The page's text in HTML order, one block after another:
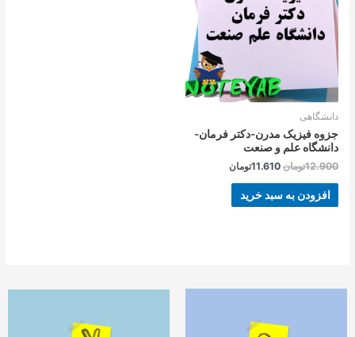
دانشگاهی
جزوه فیزیک مدرن-دکتر فرمان-
دانشگاه علم و صنعت
12.900تومان 11.610تومان
افزودن به سبد خرید